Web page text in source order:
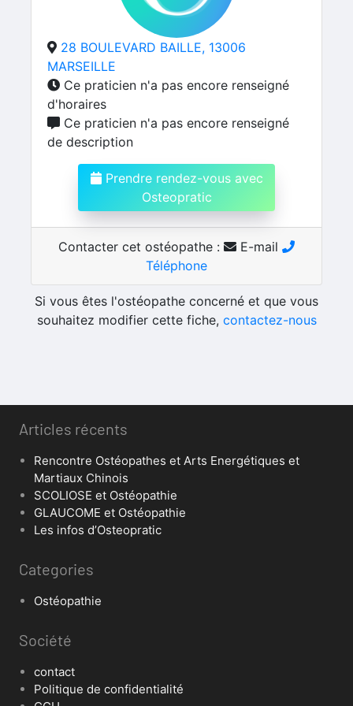
28 BOULEVARD BAILLE, 13006
MARSEILLE
Ce praticien n'a pas encore renseigné
d'horaires
Ce praticien n'a pas encore renseigné
de description
Prendre rendez-vous avec
Osteopratic
Contacter cet ostéopathe :
E-mail
Téléphone
Si vous êtes l'ostéopathe concerné et que vous
souhaitez modifier cette fiche, contactez-nous
Articles récents
Rencontre Ostéopathes et Arts Energétiques et
Martiaux Chinois
SCOLIOSE et Ostéopathie
GLAUCOME et Ostéopathie
Les infos d’Osteopratic
Categories
Ostéopathie
Société
contact
Politique de confidentialité